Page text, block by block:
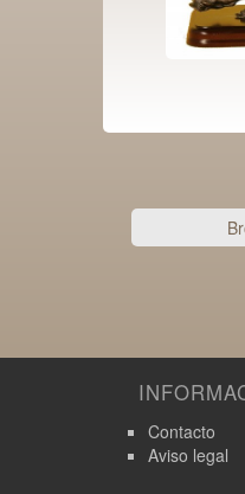
Contacto
Aviso legal